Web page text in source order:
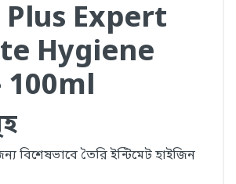
Plus Expert
Hygiene
100ml
বিশেষভাবে তৈরি ইন্টিমেট হাইজিন